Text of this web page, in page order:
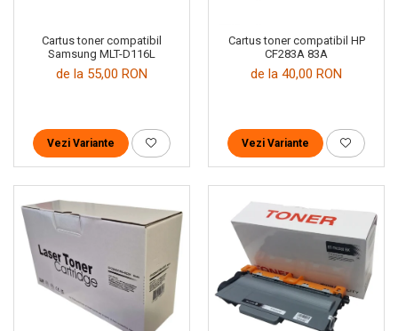
Cartus toner compatibil
Samsung MLT-D116L
de la 55,00 RON
Vezi Variante
Cartus toner compatibil HP
CF283A 83A
de la 40,00 RON
Vezi Variante